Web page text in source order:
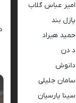
امیر عباس گلاب
پازل بند
حمید هیراد
د دن
دانوش
سامان جلیلی
سینا پارسیان